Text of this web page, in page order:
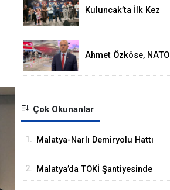
Kuluncak’ta İlk Kez
Festivali Sona Erdi
Ahmet Özköse, NATO
Türkiye'nin Gücünü
Çok Okunanlar
1. Malatya-Narlı Demiryolu Hattı
2. Malatya’da TOKİ Şantiyesinde